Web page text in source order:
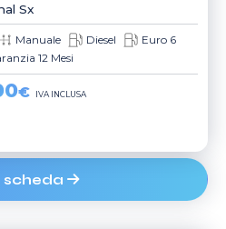
Sx
Manuale Diesel
Euro 6
12 Mesi
€ IVA INCLUSA
scheda